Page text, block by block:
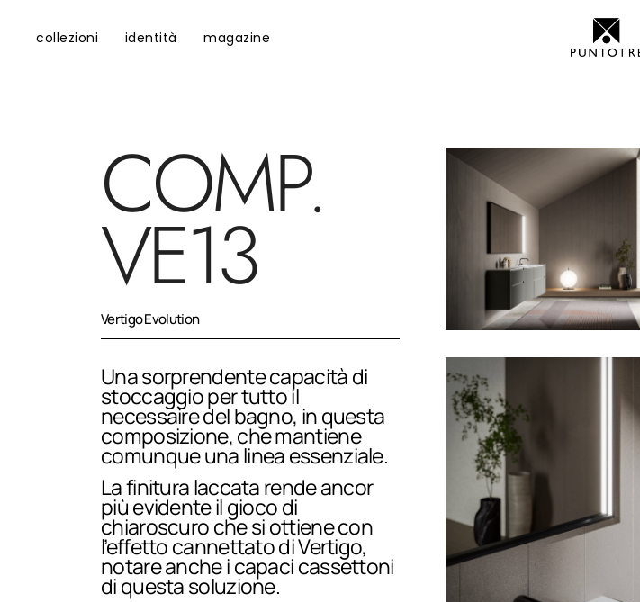
collezioni identità magazine
COMP.
VE13
Vertigo Evolution
Una sorprendente capacità di
stoccaggio per tutto il
necessaire del bagno, in questa
composizione, che mantiene
comunque una linea essenziale.
La finitura laccata rende ancor
più evidente il gioco di
chiaroscuro che si ottiene con
l’effetto cannettato di Vertigo,
notare anche i capaci cassettoni
di questa soluzione.